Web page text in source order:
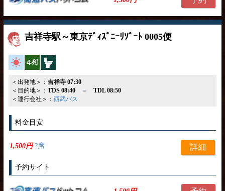
吉祥寺駅～東京ﾃﾞｨｽﾞﾆｰﾘｿﾞｰﾄ 0005便
高速バス
横4列
＜出発地＞： 吉祥寺 07:30
＜目的地＞： TDS 08:40＝ TDL 08:50
＜運行会社＞： 西武バス
料金目安
1,500円?席 詳細
予約サイト